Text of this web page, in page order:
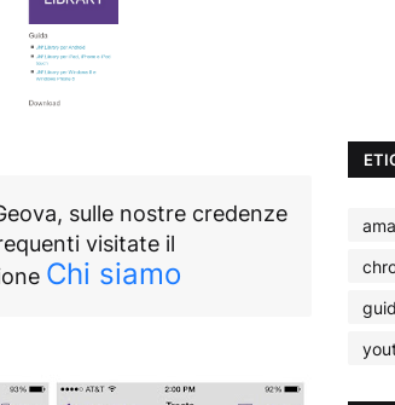
sulle nostre credenze
visitate il
Chi siamo